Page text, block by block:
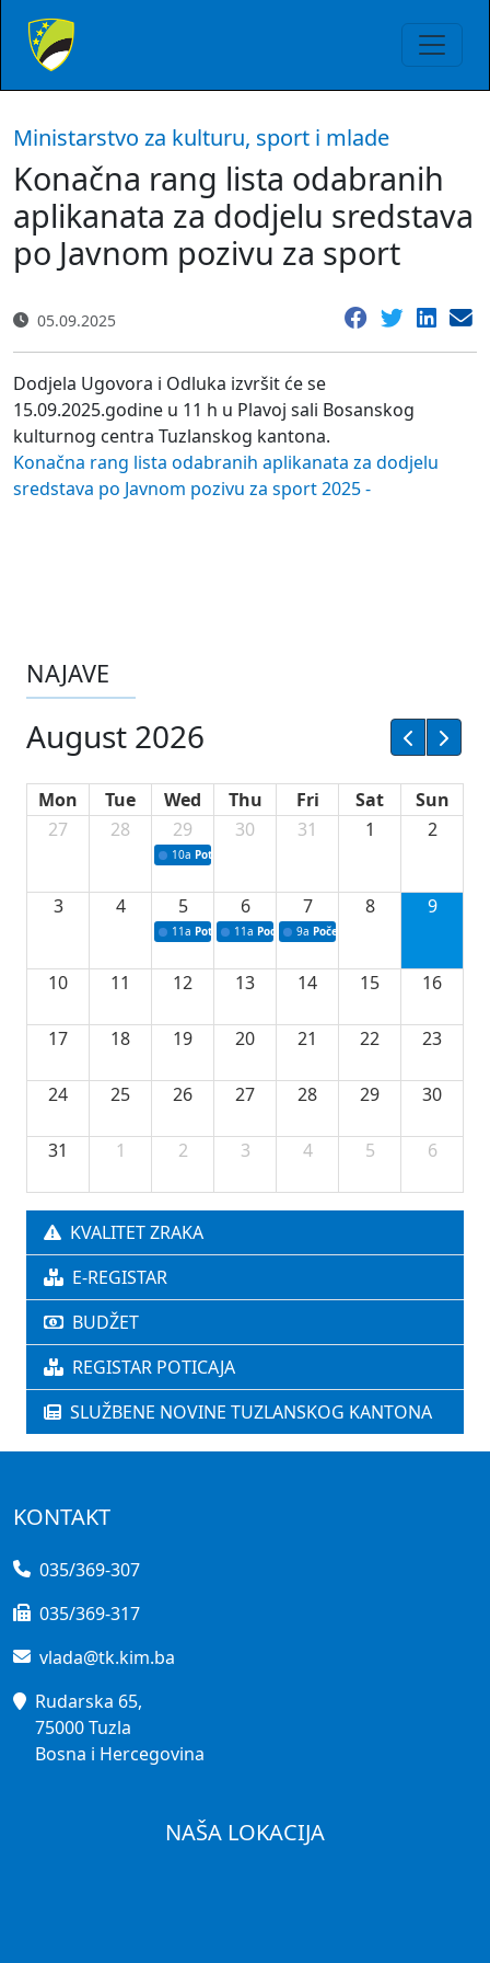
Ministarstvo za kulturu, sport i mlade
Konačna rang lista odabranih
aplikanata za dodjelu sredstava
po Javnom pozivu za sport
05.09.2025
Dodjela Ugovora i Odluka izvršit će se
15.09.2025.godine u 11 h u Plavoj sali Bosanskog
kulturnog centra Tuzlanskog kantona.
Konačna rang lista odabranih aplikanata za dodjelu
sredstava po Javnom pozivu za sport 2025 -
NAJAVE
August 2026
Mon Tue Wed Thu Fri Sat
Sun
27
28 29
10a Potpisivanje ugovora sa neprofitnim
30 31 1 2
3 4 5
11a Potpisivanje ugovora o stipendijama za
6
11a Podrška razvoju vodne infrastrukture u
7
9a Početak izgradnje nove
8 9
10 11 12 13 14 15 16
17 18 19 20 21 22 23
24 25 26 27 28 29 30
31 1 2 3 4 5 6
KVALITET ZRAKA
E-REGISTAR
BUDŽET
REGISTAR POTICAJA
SLUŽBENE NOVINE TUZLANSKOG KANTONA
KONTAKT
035/369-307
035/369-317
vlada@tk.kim.ba
Rudarska 65,
75000 Tuzla
Bosna i Hercegovina
NAŠA LOKACIJA